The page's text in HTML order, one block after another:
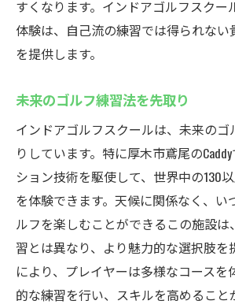
すくなります。インドアゴルフスクー
体験は、自己流の練習では得られな
を提供します。
未来のゴルフ練習法を先取り
インドアゴルフスクールは、未来の
りしています。特に厚木市鳶尾の
ション技術を駆使して、世界中の130
を体験できます。天候に関係なく、い
ルフを楽しむことができるこの施設
習とは異なり、より魅力的な選択肢を
により、プレイヤーは多様なコースを
的な練習を行い、スキルを高めること